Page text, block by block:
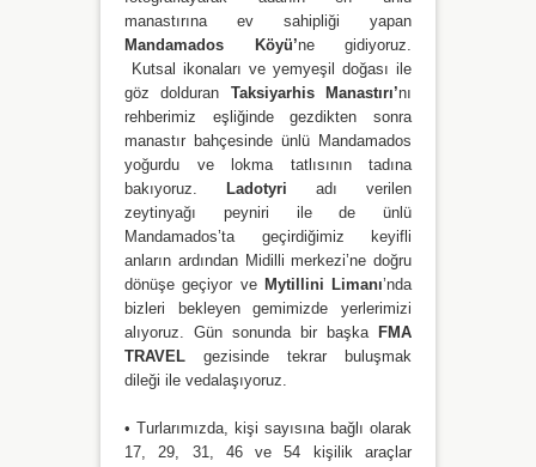
manastırına ev sahipliği yapan
Mandamados Köyü’ne gidiyoruz.
Kutsal ikonaları ve yemyeşil doğası ile
göz dolduran Taksiyarhis Manastırı’nı
rehberimiz eşliğinde gezdikten sonra
manastır bahçesinde ünlü Mandamados
yoğurdu ve lokma tatlısının tadına
bakıyoruz.
Ladotyri adı verilen
zeytinyağı peyniri ile de ünlü
Mandamados’ta geçirdiğimiz keyifli
anların ardından Midilli merkezi’ne doğru
dönüşe geçiyor ve Mytillini Limanı’nda
bizleri bekleyen gemimizde yerlerimizi
alıyoruz. Gün sonunda bir başka FMA
TRAVEL gezisinde tekrar buluşmak
dileği ile vedalaşıyoruz.
• Turlarımızda, kişi sayısına bağlı olarak
17, 29, 31, 46 ve 54 kişilik araçlar